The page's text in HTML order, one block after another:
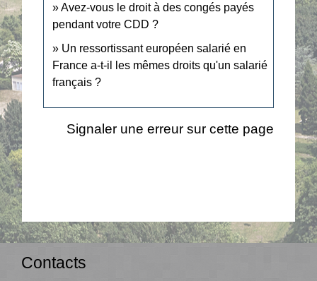
Avez-vous le droit à des congés payés
pendant votre CDD ?
Un ressortissant européen salarié en
France a-t-il les mêmes droits qu'un salarié
français ?
Signaler une erreur sur cette page
Contacts